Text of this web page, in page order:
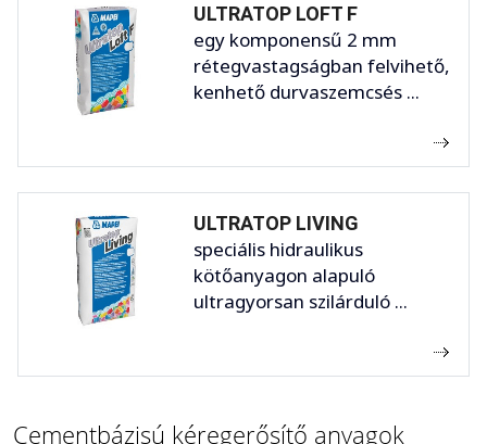
ULTRATOP LOFT F
egy komponensű 2 mm
rétegvastagságban felvihető,
kenhető durvaszemcsés ...
ULTRATOP LIVING
speciális hidraulikus
kötőanyagon alapuló
ultragyorsan szilárduló ...
Cementbázisú kéregerősítő anyagok